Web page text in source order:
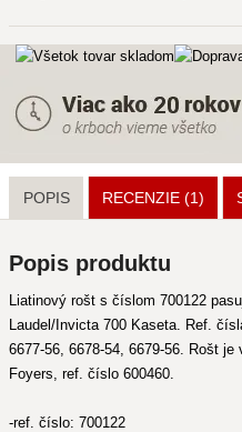
POPIS RECENZIE (1)
Popis produktu
Liatinový rošt s číslom 700122
Laudel/Invicta 700 Kaseta. Ref.
6677-56, 6678-54, 6679-56. Rošt
Foyers, ref. číslo 600460.
-ref. číslo: 700122